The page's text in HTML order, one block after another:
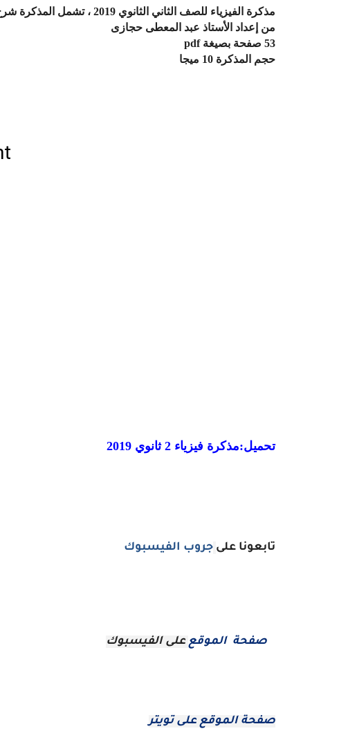
مذكرة الفيزياء للصف الثاني الثانوي 2019 ، تشمل المذكرة شرح
من إعداد الأستاذ عبد المعطى حجازى
53 صفحة بصيغة
pdf
حجم المذكرة 10 ميجا
تحميل:مذكرة فيزياء 2 ثانوي 2019
تابعونا على جروب الفيسبوك
صفحة الموقع على الفيسبوك
صفحة الموقع على تويتر